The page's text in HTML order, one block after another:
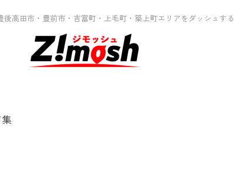
後高田市・豊前市・吉富町・上毛町・築上町エリアをダッシュする
集